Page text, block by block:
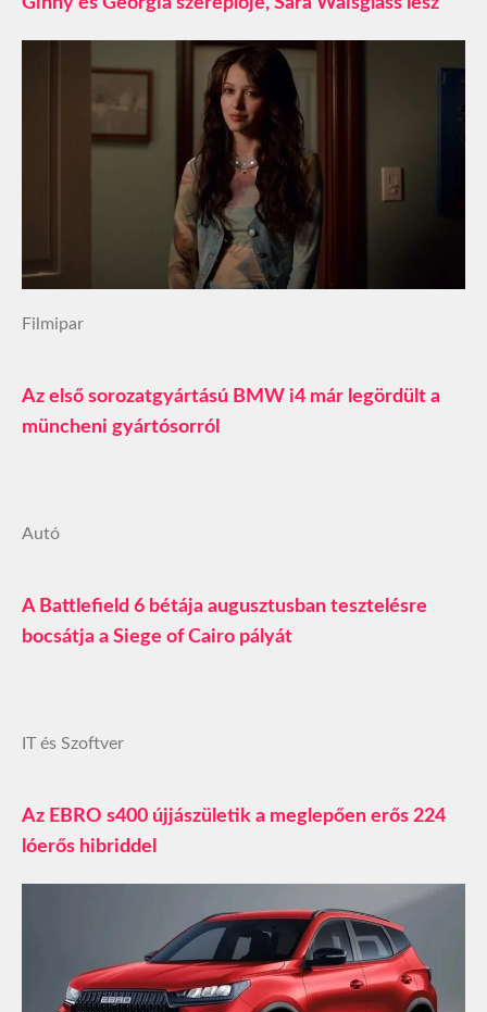
Filmipar
Az első sorozatgyártású BMW i4 már legördült a
müncheni gyártósorról
Autó
A Battlefield 6 bétája augusztusban tesztelésre
bocsátja a Siege of Cairo pályát
IT és Szoftver
Az EBRO s400 újjászületik a meglepően erős 224
lóerős hibriddel